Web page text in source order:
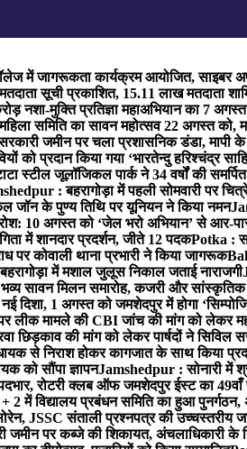
में जागरूकता कार्यक्रम आयोजित, साइबर
सूची प्रकाशित, 15.11 लाख मतदाता
नशा-मुक्ति प्रतिज्ञा महाअभियान का 7
समिति का सावन महोत्सव 22 अगस्त को,
जमीन पर चला प्रशासनिक डंडा, मापी
प्रदान किया गया ‘भारतेन्दु हरिश्चंद्र
स्टील जूलॉजिकल पार्क ने 34 वर्षों की समर्पित
: बहरागोड़ा में पहली सोमवारी पर
जॉन के पुण्य तिथि पर यूनियन ने किया नमन
10 अगस्त को ‘जेल भरो अभियान’ से आर-
में शानदार प्रदर्शन, जीते 12 पदकPotka :
पर कोवाली थाना प्रभारी ने किया जागरूक
में मशाल जुलूस निकाल जताई नाराजगी
सावन मिलन समारोह, कजरी और सांस्कृतिक
दिशा, 1 अगस्त को जमशेदपुर में होगा
लीक मामले की CBI जांच की मांग को लेकर
छिड़काव की मांग को लेकर पार्षदों ने सिविल
से निराश होकर कागजात के साथ किया
को सौंपा ज्ञापनJamshedpur : सोनारी में
रोटरी क्लब ऑफ जमशेदपुर ईस्ट का 49वाँ
में विद्यालय प्रबंधन समिति का हुआ पुनर्गठन,
JSSC संताली प्रश्नपत्र की उच्चस्तरीय
पर कब्जे की शिकायत, अंचलाधिकारी के